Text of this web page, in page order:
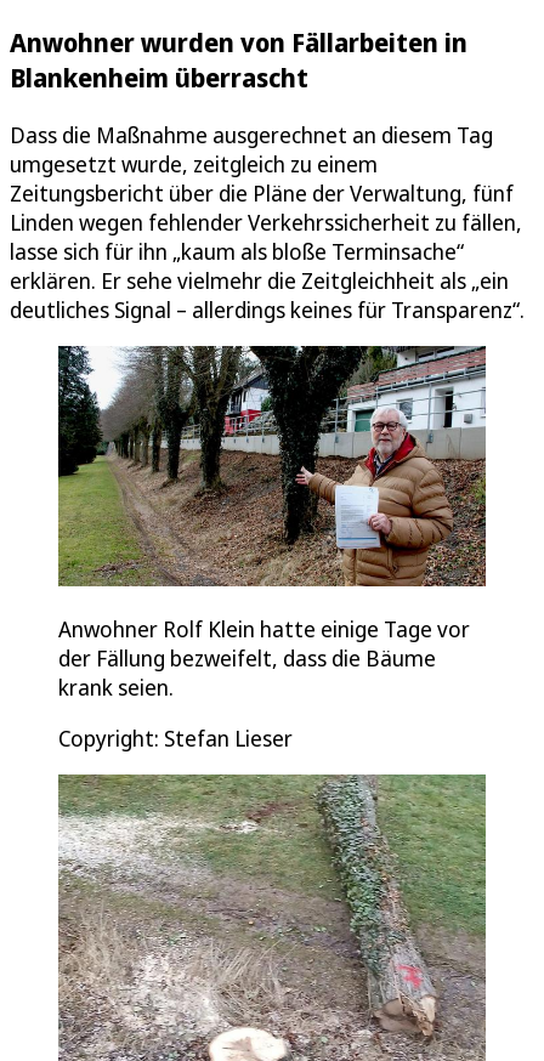
Anwohner wurden von Fällarbeiten in
Blankenheim überrascht
Dass die Maßnahme ausgerechnet an diesem Tag
umgesetzt wurde, zeitgleich zu einem
Zeitungsbericht über die Pläne der Verwaltung, fünf
Linden wegen fehlender Verkehrssicherheit zu fällen,
lasse sich für ihn „kaum als bloße Terminsache“
erklären. Er sehe vielmehr die Zeitgleichheit als „ein
deutliches Signal – allerdings keines für Transparenz“.
Anwohner Rolf Klein hatte einige Tage vor
der Fällung bezweifelt, dass die Bäume
krank seien.
Copyright: Stefan Lieser